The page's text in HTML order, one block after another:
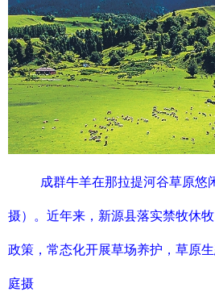
成群牛羊在那拉提河谷草原悠
摄）。近年来，新源县落实禁牧休
政策，常态化开展草场养护，草原
庭摄